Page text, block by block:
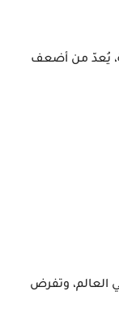
يُعدّ من أضعف
، وتفرض